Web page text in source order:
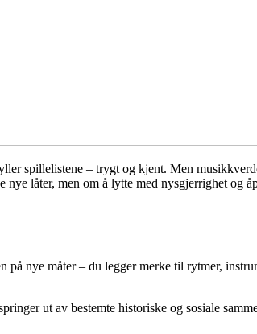
spillelistene – trygt og kjent. Men
låter, men om å lytte med nysgjerrighet og
nye måter – du legger merke til rytmer,
ut av bestemte historiske og sosiale